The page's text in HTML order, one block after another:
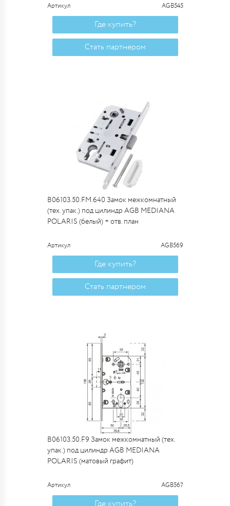
Артикул AGB545
Где купить?
Стать партнером
B06103.50.FM.640 Замок межкомнатный
(тех. упак.) под цилиндр AGB MEDIANA
POLARIS (белый) + отв. план
Артикул AGB569
Где купить?
Стать партнером
B06103.50.F9 Замок межкомнатный (тех.
упак.) под цилиндр AGB MEDIANA
POLARIS (матовый графит)
Артикул AGB567